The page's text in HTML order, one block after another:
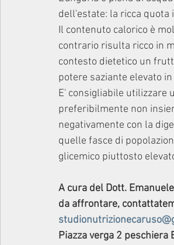
dell'estate: la ricca
Il contenuto calorico è
contrario risulta ricco in
contesto dietetico un
potere saziante elevato
E' consigliabile utilizzare
preferibilmente non
negativamente con la
quelle fasce di
glicemico piuttosto
A cura del Dott.
da affrontare,
Piazza verga 2 peschiera